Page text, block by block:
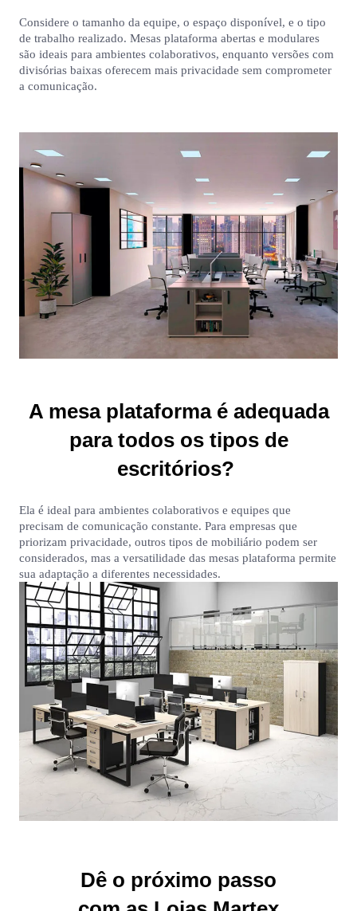
Considere o tamanho da equipe, o espaço disponível, e o tipo
de trabalho realizado. Mesas plataforma abertas e modulares
são ideais para ambientes colaborativos, enquanto versões com
divisórias baixas oferecem mais privacidade sem comprometer
a comunicação.
A mesa plataforma é adequada
para todos os tipos de
escritórios?
Ela é ideal para ambientes colaborativos e equipes que
precisam de comunicação constante. Para empresas que
priorizam privacidade, outros tipos de mobiliário podem ser
considerados, mas a versatilidade das mesas plataforma permite
sua adaptação a diferentes necessidades.
Dê o próximo passo